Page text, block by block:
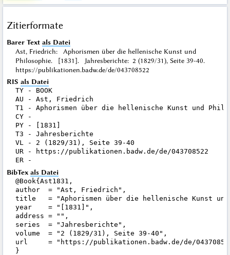
Zitierformate
Barer Text als Datei
Ast, Friedrich: Aphorismen über die hellenische Kunst und
Philosophie. [1831]. Jahresberichte: 2 (1829/31), Seite 39-40.
https://publikationen.badw.de/de/043708522
RIS als Datei
TY - BOOK
AU - Ast, Friedrich
T1 - Aphorismen über die hellenische Kunst und
CY -
PY - [1831]
T3 - Jahresberichte
VL - 2 (1829/31), Seite 39-40
UR - https://publikationen.badw.de/de/043708522
BibTex als Datei
@Book{Ast1831,
author  = "Ast, Friedrich",
title   = "Aphorismen über die hellenische Kunst
year    = "[1831]",
address = "",
series  = "Jahresberichte",
volume  = "2 (1829/31), Seite 39-40",
url     = "https://publikationen.badw.de/de/